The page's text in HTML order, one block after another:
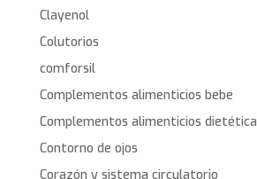
Clayenol
Colutorios
comforsil
Complementos alimenticios bebe
Complementos alimenticios dietética
Contorno de ojos
Corazón y sistema circulatorio